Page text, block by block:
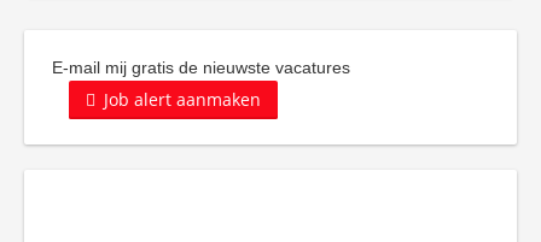
E-mail mij gratis de nieuwste vacatures
Job alert aanmaken